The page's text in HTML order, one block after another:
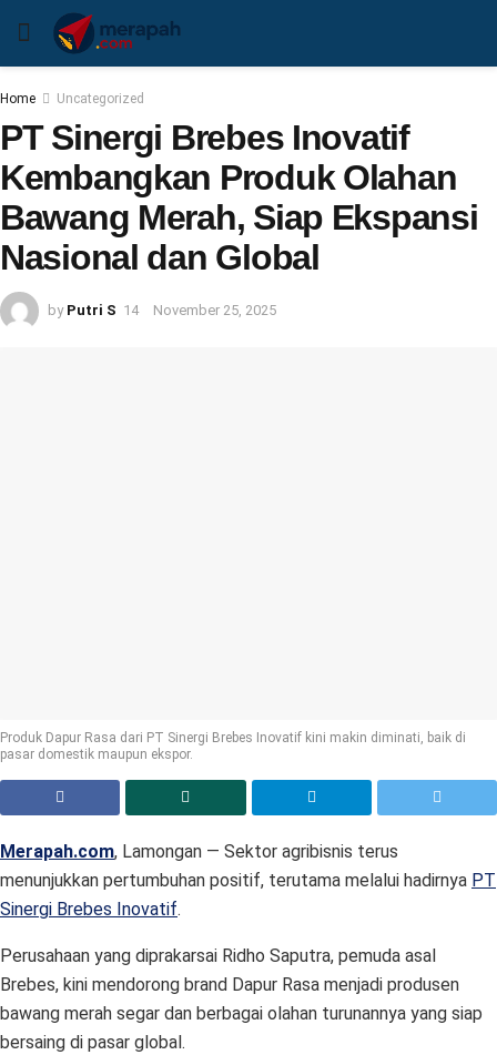
Home Uncategorized
PT Sinergi Brebes Inovatif
Kembangkan Produk Olahan
Bawang Merah, Siap Ekspansi
Nasional dan Global
by Putri S November 25, 2025
Produk Dapur Rasa dari PT Sinergi Brebes Inovatif kini makin diminati, baik di
pasar domestik maupun ekspor.
Merapah.com, Lamongan — Sektor agribisnis terus
menunjukkan pertumbuhan positif, terutama melalui hadirnya PT
Sinergi Brebes Inovatif.
Perusahaan yang diprakarsai Ridho Saputra, pemuda asal
Brebes, kini mendorong brand Dapur Rasa menjadi produsen
bawang merah segar dan berbagai olahan turunannya yang siap
bersaing di pasar global.